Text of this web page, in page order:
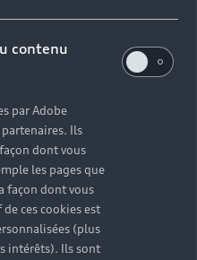
contenu
par Adobe
Ils
dont vous
les pages que
façon dont vous
ces cookies est
(plus
intérêts). Ils sont